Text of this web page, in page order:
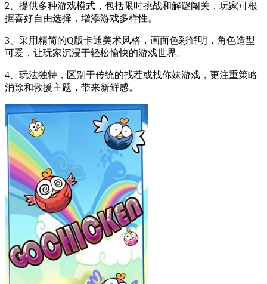
2、提供多种游戏模式，包括限时挑战和解谜闯关，玩家可根
据喜好自由选择，增添游戏多样性。
3、采用精简的Q版卡通美术风格，画面色彩鲜明，角色造型
可爱，让玩家沉浸于轻松愉快的游戏世界。
4、玩法独特，区别于传统的找茬或找你妹游戏，更注重策略
消除和救援主题，带来新鲜感。